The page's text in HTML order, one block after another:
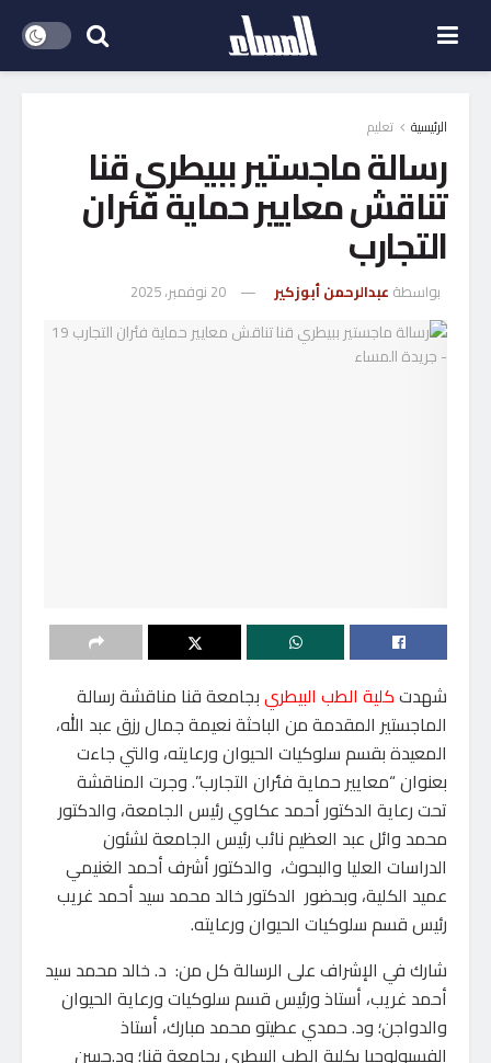
الرئيسية تعليم
رسالة ماجستير ببيطري قنا
تناقش معايير حماية فئران
التجارب
بواسطة عبدالرحمن أبوزكير 20 نوفمبر، 2025
شهدتكلية الطب البيطريبجامعة قنا مناقشة رسالة
الماجستير المقدمة من الباحثة نعيمة جمال رزق عبد الله،
المعيدة بقسم سلوكيات الحيوان ورعايته، والتي جاءت
بعنوان “معايير حماية فئران التجارب”. وجرت المناقشة
تحت رعاية الدكتور أحمد عكاوي رئيس الجامعة، والدكتور
محمد وائل عبد العظيم نائب رئيس الجامعة لشئون
الدراسات العليا والبحوث، والدكتور أشرف أحمد الغنيمي
عميد الكلية، وبحضور الدكتور خالد محمد سيد أحمد غريب
رئيس قسم سلوكيات الحيوان ورعايته.
شارك في الإشراف على الرسالة كل من: د. خالد محمد سيد
أحمد غريب، أستاذ ورئيس قسم سلوكيات ورعاية الحيوان
والدواجن؛ ود. حمدي عطيتو محمد مبارك، أستاذ
الفسيولوجيا بكلية الطب البيطري بجامعة قنا؛ ود.حسن